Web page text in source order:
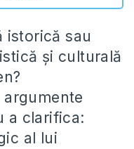
istorică sau
și culturală
a clarifica:
al lui